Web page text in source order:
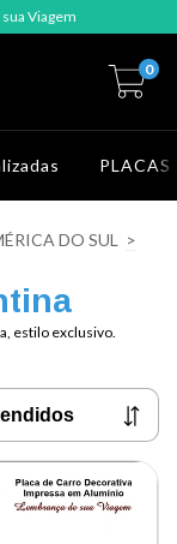
Viagem
0
PLACAS
DO SUL
>
estilo exclusivo.